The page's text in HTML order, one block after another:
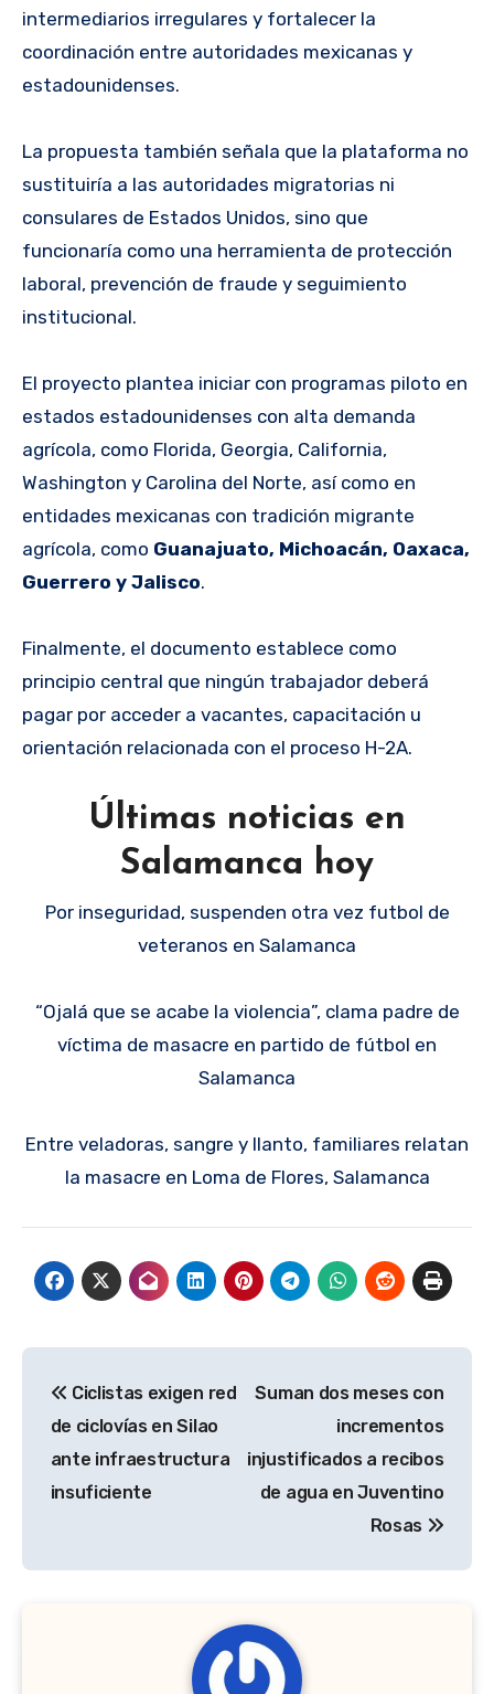
intermediarios irregulares y fortalecer la
coordinación entre autoridades mexicanas y
estadounidenses.
La propuesta también señala que la plataforma no
sustituiría a las autoridades migratorias ni
consulares de Estados Unidos, sino que
funcionaría como una herramienta de protección
laboral, prevención de fraude y seguimiento
institucional.
El proyecto plantea iniciar con programas piloto en
estados estadounidenses con alta demanda
agrícola, como Florida, Georgia, California,
Washington y Carolina del Norte, así como en
entidades mexicanas con tradición migrante
agrícola, como Guanajuato, Michoacán, Oaxaca,
Guerrero y Jalisco.
Finalmente, el documento establece como
principio central que ningún trabajador deberá
pagar por acceder a vacantes, capacitación u
orientación relacionada con el proceso H-2A.
Últimas noticias en
Salamanca hoy
Por inseguridad, suspenden otra vez futbol de
veteranos en Salamanca
“Ojalá que se acabe la violencia”, clama padre de
víctima de masacre en partido de fútbol en
Salamanca
Entre veladoras, sangre y llanto, familiares relatan
la masacre en Loma de Flores, Salamanca
de
entradas
Ciclistas exigen red
de ciclovías en Silao
ante infraestructura
insuficiente
Suman dos meses con
incrementos
injustificados a recibos
de agua en Juventino
Rosas